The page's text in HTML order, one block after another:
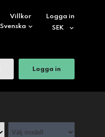
Villkor Logga in
Logga in